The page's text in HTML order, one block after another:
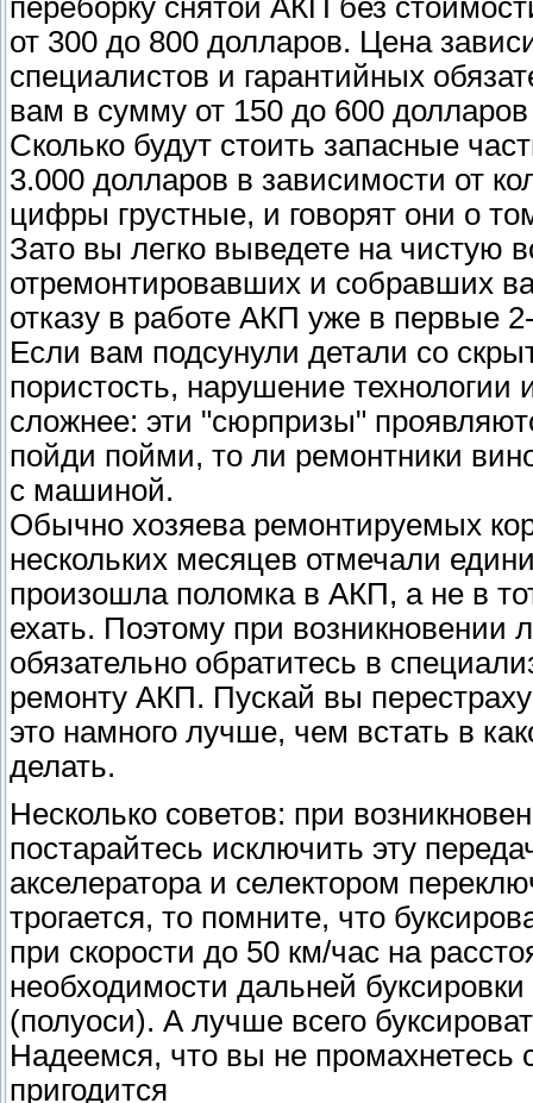
переборку снятой АКП без
от 300 до 800 долларов. Цена
специалистов и гарантийных
вам в сумму от 150 до 600
Сколько будут стоить запасные
3.000 долларов в зависимости от
цифры грустные, и говорят они о
Зато вы легко выведете на чистую
отремонтировавших и собравших
отказу в работе АКП уже в первые
Если вам подсунули детали со
пористость, нарушение технологии
сложнее: эти "сюрпризы"
пойди пойми, то ли ремонтники
с машиной.
Обычно хозяева ремонтируемых
нескольких месяцев отмечали
произошла поломка в АКП, а не в
ехать. Поэтому при возникновении
обязательно обратитесь в
ремонту АКП. Пускай вы
это намного лучше, чем встать в
делать.
Несколько советов: при
постарайтесь исключить эту
акселератора и селектором
трогается, то помните, что
при скорости до 50 км/час на
необходимости дальней
(полуоси). А лучше всего
Надеемся, что вы не промахнетесь
пригодится